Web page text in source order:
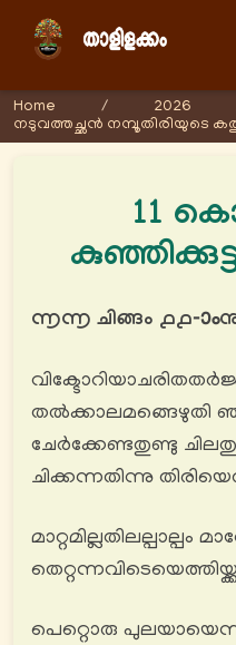
Home / 2026
നടുവത്തച്ഛൻ നമ്പൂതിരിയുടെ
11
൬൬ ചിങ്ങം ൧൧-
തൽക്കാലമങ്ങെഴുതി
ചേര്‍ക്കേണ്ടതുണ്ടു
ചിക്കന്നതിന്നു
മാറ്റമില്ലതിലല്പാല്പം
പെറ്റൊരു